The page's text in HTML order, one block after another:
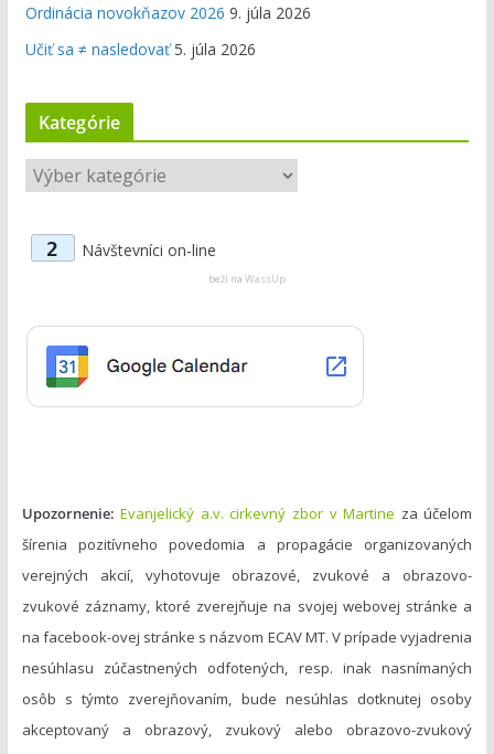
Ordinácia novokňazov 2026 9. júla 2026
Učiť sa ≠ nasledovať 5. júla 2026
Kategórie
K
a
r
2 Návštevníci on-line
beží na WassUp
Upozornenie: Evanjelický a.v. cirkevný zbor v Martine za účelom
šírenia pozitívneho povedomia a propagácie organizovaných
verejných akcií, vyhotovuje obrazové, zvukové a obrazovo-
zvukové záznamy, ktoré zverejňuje na svojej webovej stránke a
na facebook-ovej stránke s názvom ECAV MT. V prípade vyjadrenia
nesúhlasu zúčastnených odfotených, resp. inak nasnímaných
osôb s týmto zverejňovaním, bude nesúhlas dotknutej osoby
akceptovaný a obrazový, zvukový alebo obrazovo-zvukový